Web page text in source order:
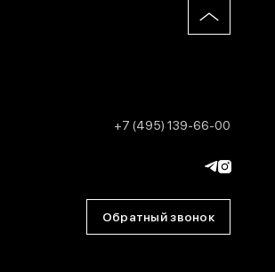
+7 (495) 139-66-00
Обратный звонок